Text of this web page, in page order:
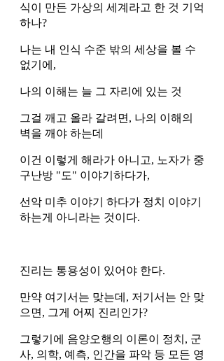
식이 만든 가상의 세계라고 한 것 기억
하나?
나는 내 인식 수준 밖의 세상을 볼 수
없기에,
나의 이해는 늘 그 자리에 있는 것
그걸 깨고 올라 갈려면, 나의 이해의
벽을 깨야 하는데
이건 이렇게 해라가 아니고, 노자가 중
구난방 "도" 이야기하다가,
선악 미추 이야기 하다가 정치 이야기
하는게 아니라는 것이다.
진리는 통용성이 있어야 한다.
만약 여기서는 맞는데, 저기서는 안 맞
으면, 그게 어찌 진리인가?
그렇기에 음양오행의 이론이 정치, 군
사, 의학, 예측, 인간을 파악 등 모든 영